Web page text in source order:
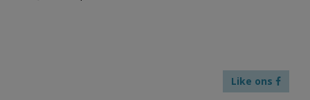
Like ons